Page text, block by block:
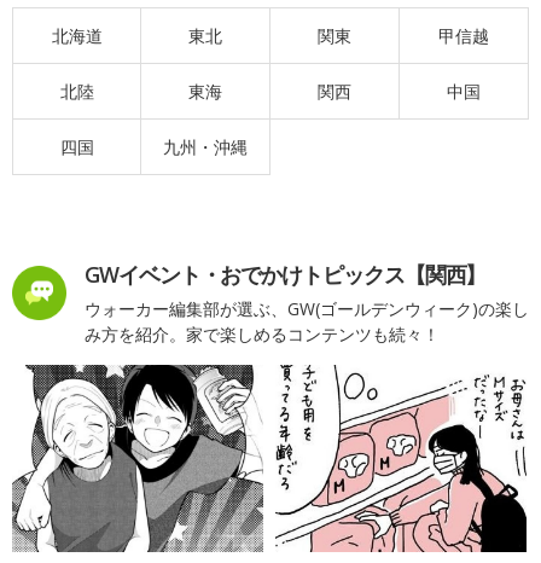
北海道 東北 関東 甲信越
北陸 東海 関西 中国
四国 九州・沖縄
GWイベント・おでかけトピックス【関西】
ウォーカー編集部が選ぶ、GW(ゴールデンウィーク)の楽し
み方を紹介。家で楽しめるコンテンツも続々！